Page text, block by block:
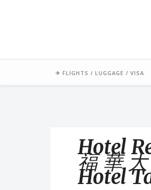
✈ FLIGHTS / LUGGAGE / VISA
Hotel
福華
Hotel